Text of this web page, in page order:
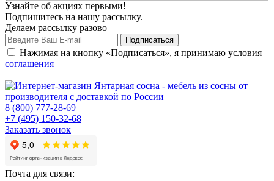
Узнайте об акциях первыми!
Подпишитесь на нашу рассылку.
Делаем рассылку разово
Нажимая на кнопку «Подписаться», я принимаю условия
соглашения
8 (800) 777-28-69
+7 (495) 150-32-68
Заказать звонок
Почта для связи: